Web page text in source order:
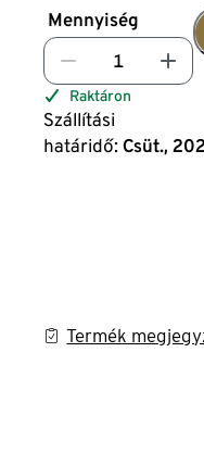
Mennyiség
Raktáron
Szállítási
határidő: Csüt.,
Termék